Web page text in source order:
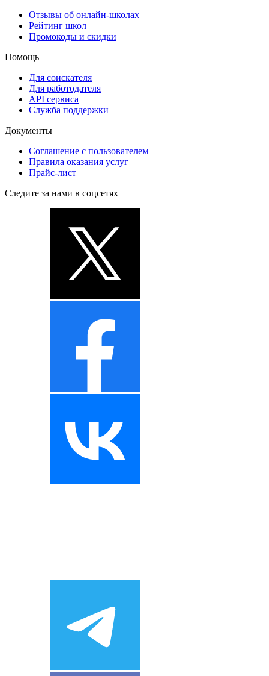
Отзывы об онлайн-школах
Рейтинг школ
Промокоды и скидки
Помощь
Для соискателя
Для работодателя
API сервиса
Служба поддержки
Документы
Соглашение с пользователем
Правила оказания услуг
Прайс-лист
Следите за нами в соцсетях